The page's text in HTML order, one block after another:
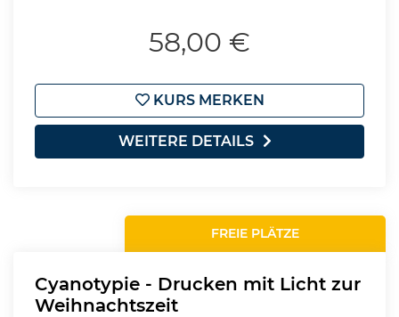
58,00 €
KURS MERKEN
WEITERE DETAILS
FREIE PLÄTZE
Cyanotypie - Drucken mit Licht zur
Weihnachtszeit